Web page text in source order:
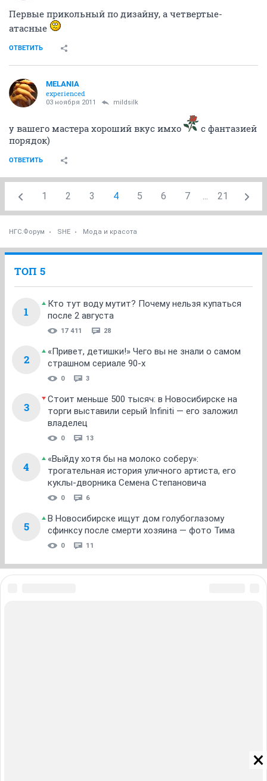
Первые прикольный по дизайну, а четвертые-
атасные
ОТВЕТИТЬ
MELANIA
experienced
03 ноября 2011 mildsilk
у вашего мастера хороший вкус имхо
с фантазией
порядок)
ОТВЕТИТЬ
1 2 3 4 5 6 7 ... 21
НГС.Форум SHE Мода и красота
ТОП 5
1
Кто тут воду мутит? Почему нельзя купаться
после 2 августа
17 411 28
2
«Привет, детишки!» Чего вы не знали о самом
страшном сериале 90-х
0 3
3
Стоит меньше 500 тысяч: в Новосибирске на
торги выставили серый Infiniti — его заложил
владелец
0 13
4
«Выйду хотя бы на молоко соберу»:
трогательная история уличного артиста, его
куклы-дворника Семена Степановича
0 6
5
В Новосибирске ищут дом голубоглазому
сфинксу после смерти хозяина — фото Тима
0 11